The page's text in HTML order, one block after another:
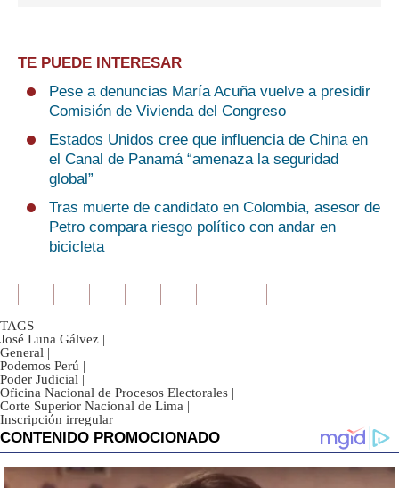
TE PUEDE INTERESAR
Pese a denuncias María Acuña vuelve a presidir
Comisión de Vivienda del Congreso
Estados Unidos cree que influencia de China en
el Canal de Panamá “amenaza la seguridad
global”
Tras muerte de candidato en Colombia, asesor de
Petro compara riesgo político con andar en
bicicleta
TAGS
José Luna Gálvez |
General |
Podemos Perú |
Poder Judicial |
Oficina Nacional de Procesos Electorales |
Corte Superior Nacional de Lima |
Inscripción irregular